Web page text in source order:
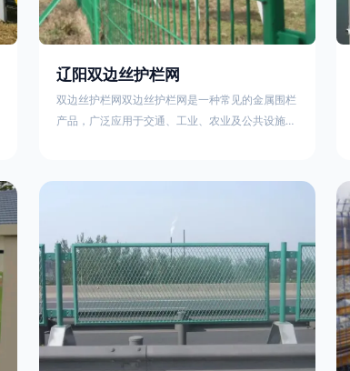
辽阳双边丝护栏网
双边丝护栏网双边丝护栏网是一种常见的金属围栏
产品，广泛应用于交通、工业、农业及公共设施等
及技术规范进行综合解析：一、基本概述定义与结
接或编织形成网格结构，网片两侧各有一根加固的
纵向钢丝（双边丝），用于与立柱连接固定。其表
面通常采用镀锌、喷塑或浸塑处理，以增强耐腐蚀
性